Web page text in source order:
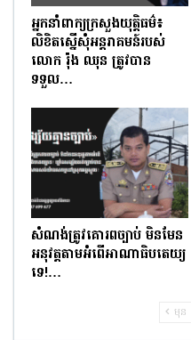
អ្នកនាំពាក្យក្រសួងយុត្តិធម៌៖
លិខិតស្នើសុំអន្តរាគមន៍របស់
លោក រ៉ុង ឈុន ត្រូវបាន
ទទួល…
សំណង់ត្រូវគោរពច្បាប់ មិនមែន
អនុវត្តតាមអំពើអាណាធិបតេយ្យ
ទេ!…
មុន